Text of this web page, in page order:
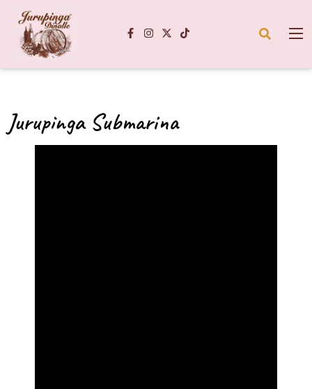
Jurupinga Submarina